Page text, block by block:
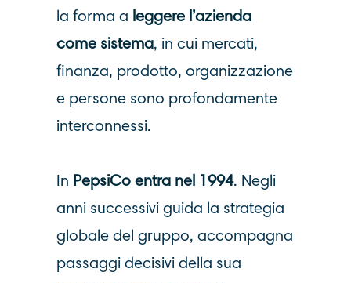
la forma a leggere l’azienda
come sistema, in cui mercati,
finanza, prodotto, organizzazione
e persone sono profondamente
interconnessi.
In PepsiCo entra nel 1994. Negli
anni successivi guida la strategia
globale del gruppo, accompagna
passaggi decisivi della sua